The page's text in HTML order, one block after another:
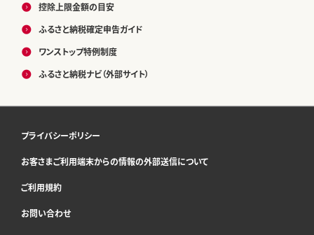
控除上限金額の目安
ふるさと納税確定申告ガイド
ワンストップ特例制度
ふるさと納税ナビ（外部サイト）
プライバシーポリシー
お客さまご利用端末からの情報の外部送信について
ご利用規約
お問い合わせ